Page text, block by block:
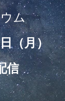
ム
（月）
信